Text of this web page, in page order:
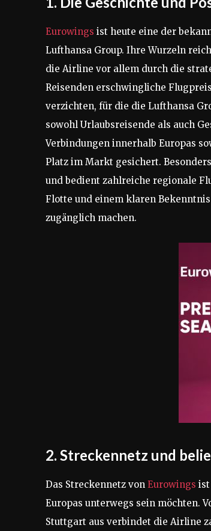
Eurowings ist heute eine der
Lufthansa Group. Ihre Wurzeln
die Airline vor allem durch die
Reisenden erschwingliche
verzichten, für die die Lufthansa
sowohl Urlaubsreisende als auch
Verbindungen innerhalb Europas
Platz im Markt gesichert.
und bedient zahlreiche regionale
Flotte und einem klaren
zugänglich machen.
2. Streckennetz und
Das Streckennetz von Eurowings ist
Europas unterwegs sein möchten.
Stuttgart aus verbindet die Airline